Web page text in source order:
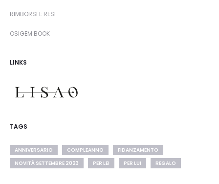
RIMBORSI E RESI
OSIGEM BOOK
LINKS
TAGS
ANNIVERSARIO COMPLEANNO
FIDANZAMENTO
NOVITÀ SETTEMBRE 2023
PER LEI PER LUI REGALO